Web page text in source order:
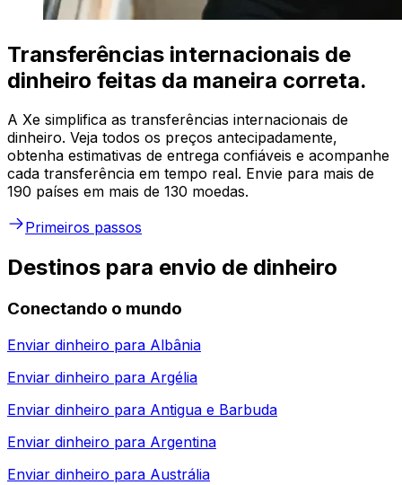
Transferências internacionais de
dinheiro feitas da maneira correta.
A Xe simplifica as transferências internacionais de
dinheiro. Veja todos os preços antecipadamente,
obtenha estimativas de entrega confiáveis e acompanhe
cada transferência em tempo real. Envie para mais de
190 países em mais de 130 moedas.
Primeiros passos
Destinos para envio de dinheiro
Conectando o mundo
Enviar dinheiro para Albânia
Enviar dinheiro para Argélia
Enviar dinheiro para Antigua e Barbuda
Enviar dinheiro para Argentina
Enviar dinheiro para Austrália